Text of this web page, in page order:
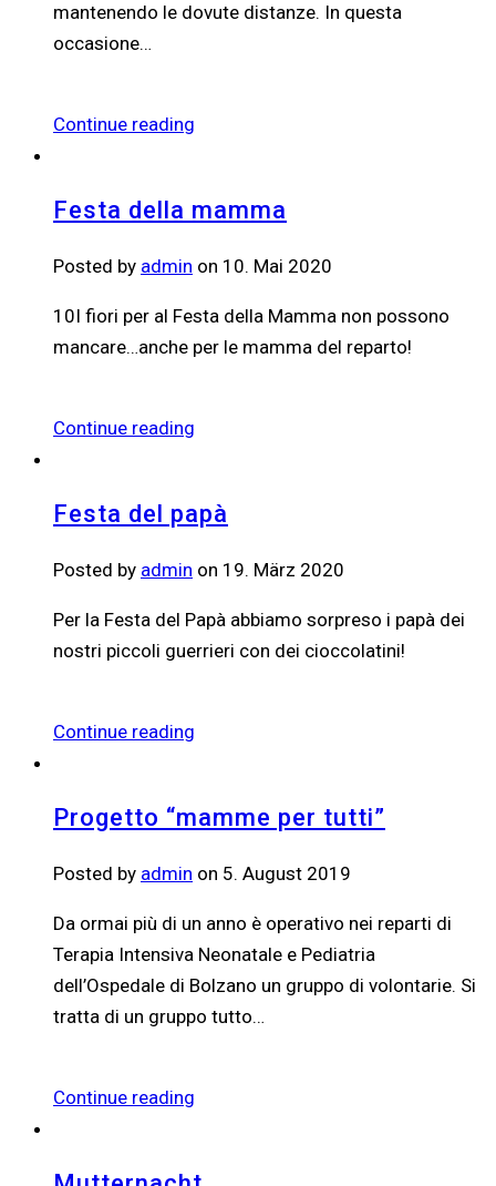
mantenendo le dovute distanze. In questa
occasione…
Continue reading
Festa della mamma
Posted by admin on 10. Mai 2020
10I fiori per al Festa della Mamma non possono
mancare…anche per le mamma del reparto!
Continue reading
Festa del papà
Posted by admin on 19. März 2020
Per la Festa del Papà abbiamo sorpreso i papà dei
nostri piccoli guerrieri con dei cioccolatini!
Continue reading
Progetto “mamme per tutti”
Posted by admin on 5. August 2019
Da ormai più di un anno è operativo nei reparti di
Terapia Intensiva Neonatale e Pediatria
dell’Ospedale di Bolzano un gruppo di volontarie. Si
tratta di un gruppo tutto…
Continue reading